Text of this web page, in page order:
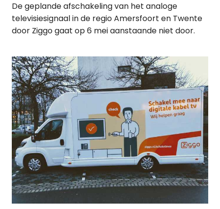
De geplande afschakeling van het analoge
televisiesignaal in de regio Amersfoort en Twente
door Ziggo gaat op 6 mei aanstaande niet door.